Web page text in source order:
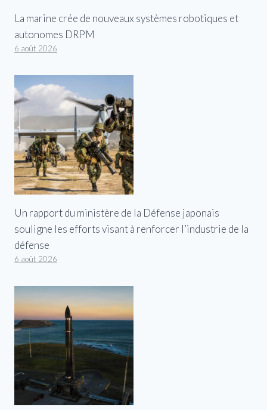
La marine crée de nouveaux systèmes robotiques et
autonomes DRPM
6 août 2026
Un rapport du ministère de la Défense japonais
souligne les efforts visant à renforcer l’industrie de la
défense
6 août 2026